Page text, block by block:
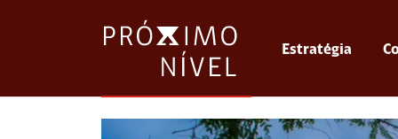
Estratégia